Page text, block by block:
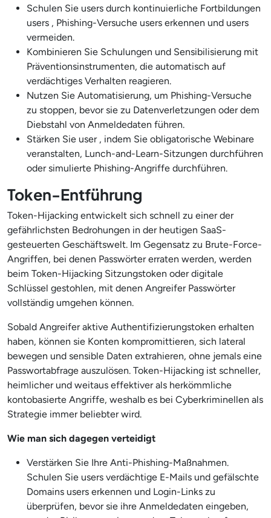
Schulen Sie users durch kontinuierliche Fortbildungen
users , Phishing-Versuche users erkennen und users
vermeiden.
Kombinieren Sie Schulungen und Sensibilisierung mit
Präventionsinstrumenten, die automatisch auf
verdächtiges Verhalten reagieren.
Nutzen Sie Automatisierung, um Phishing-Versuche
zu stoppen, bevor sie zu Datenverletzungen oder dem
Diebstahl von Anmeldedaten führen.
Stärken Sie user , indem Sie obligatorische Webinare
veranstalten, Lunch-and-Learn-Sitzungen durchführen
oder simulierte Phishing-Angriffe durchführen.
Token-Entführung
Token-Hijacking entwickelt sich schnell zu einer der
gefährlichsten Bedrohungen in der heutigen SaaS-
gesteuerten Geschäftswelt. Im Gegensatz zu Brute-Force-
Angriffen, bei denen Passwörter erraten werden, werden
beim Token-Hijacking Sitzungstoken oder digitale
Schlüssel gestohlen, mit denen Angreifer Passwörter
vollständig umgehen können.
Sobald Angreifer aktive Authentifizierungstoken erhalten
haben, können sie Konten kompromittieren, sich lateral
bewegen und sensible Daten extrahieren, ohne jemals eine
Passwortabfrage auszulösen. Token-Hijacking ist schneller,
heimlicher und weitaus effektiver als herkömmliche
kontobasierte Angriffe, weshalb es bei Cyberkriminellen als
Strategie immer beliebter wird.
Wie man sich dagegen verteidigt
Verstärken Sie Ihre Anti-Phishing-Maßnahmen.
Schulen Sie users verdächtige E-Mails und gefälschte
Domains users erkennen und Login-Links zu
überprüfen, bevor sie ihre Anmeldedaten eingeben,